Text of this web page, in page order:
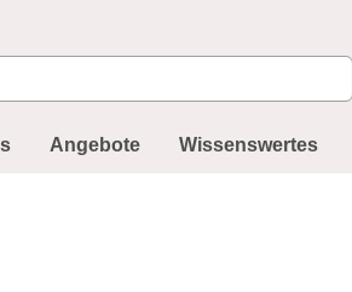
Angebote Wissenswertes